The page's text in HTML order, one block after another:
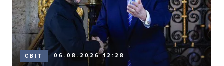
СВІТ 06.08.2026 12:28